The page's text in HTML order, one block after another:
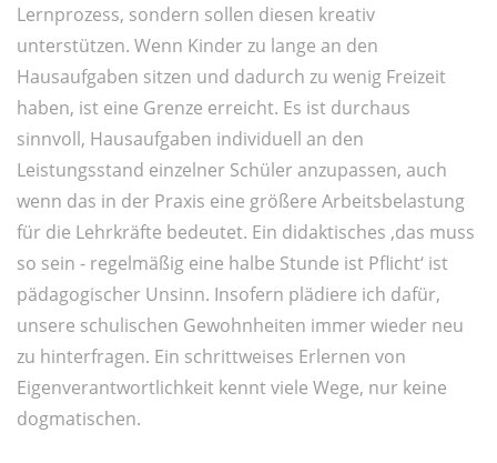
Lernprozess, sondern sollen diesen kreativ
unterstützen. Wenn Kinder zu lange an den
Hausaufgaben sitzen und dadurch zu wenig Freizeit
haben, ist eine Grenze erreicht. Es ist durchaus
sinnvoll, Hausaufgaben individuell an den
Leistungsstand einzelner Schüler anzupassen, auch
wenn das in der Praxis eine größere Arbeitsbelastung
für die Lehrkräfte bedeutet. Ein didaktisches ‚das muss
so sein - regelmäßig eine halbe Stunde ist Pflicht‘ ist
pädagogischer Unsinn. Insofern plädiere ich dafür,
unsere schulischen Gewohnheiten immer wieder neu
zu hinterfragen. Ein schrittweises Erlernen von
Eigenverantwortlichkeit kennt viele Wege, nur keine
dogmatischen.